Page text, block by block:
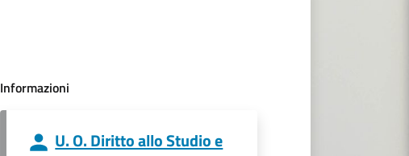
Informazioni
U. O. Diritto allo Studio e